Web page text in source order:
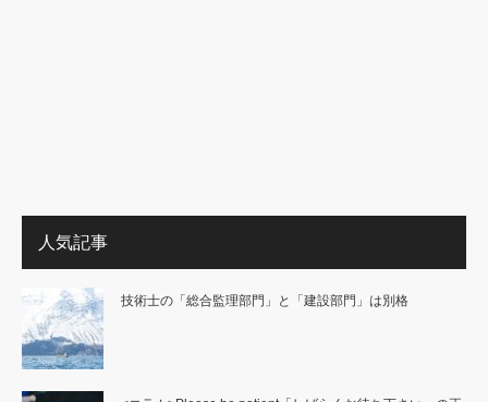
人気記事
技術士の「総合監理部門」と「建設部門」は別格